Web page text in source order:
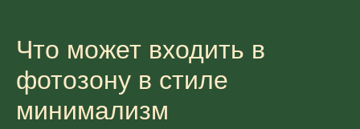
Что может входить в
фотозону в стиле
минимализм